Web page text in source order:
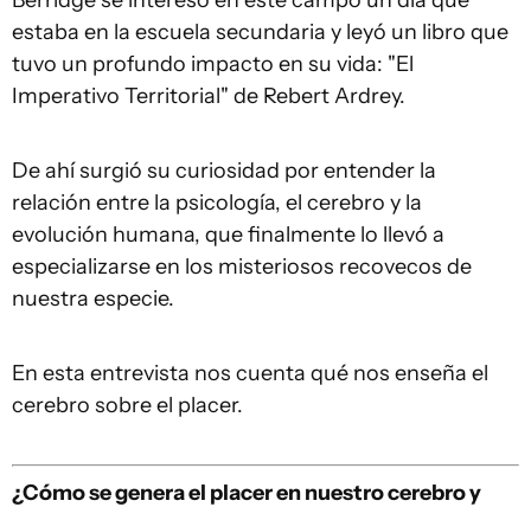
estaba en la escuela secundaria y leyó un libro que
tuvo un profundo impacto en su vida: "El
Imperativo Territorial" de Rebert Ardrey.
De ahí surgió su curiosidad por entender la
relación entre la psicología, el cerebro y la
evolución humana, que finalmente lo llevó a
especializarse en los misteriosos recovecos de
nuestra especie.
En esta entrevista nos cuenta qué nos enseña el
cerebro sobre el placer.
¿Cómo se genera el placer en nuestro cerebro y